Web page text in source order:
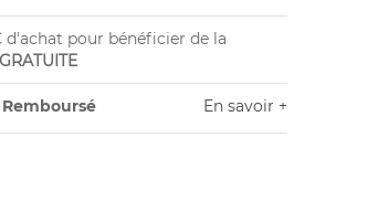
d'achat pour bénéficier de la
Remboursé En savoir +